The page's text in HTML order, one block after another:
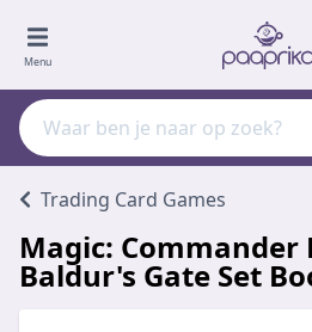
Menu
Trading Card Games
Magic: Commander
Baldur's Gate Set